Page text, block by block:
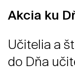
Akcia ku
Učitelia a
do Dňa